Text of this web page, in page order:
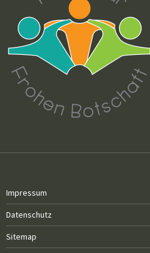
Impressum
Datenschutz
Sitemap